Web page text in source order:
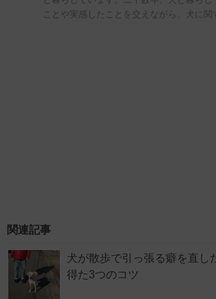
ことや実感したことを交えながら、犬に関
関連記事
犬が散歩で引っ張る癖を直し
得た3つのコツ